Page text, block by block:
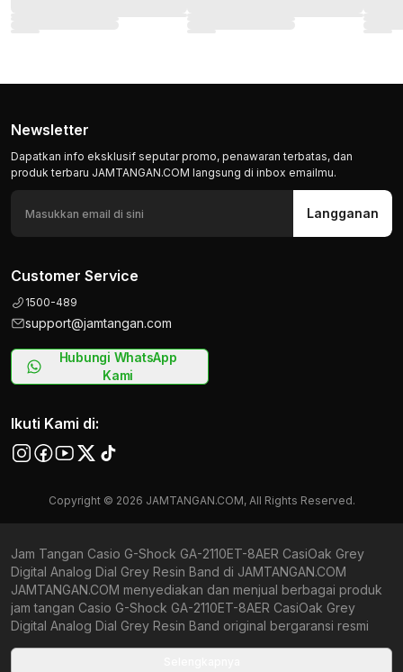
Newsletter
Dapatkan info eksklusif seputar promo, penawaran terbatas, dan
produk terbaru JAMTANGAN.COM langsung di inbox emailmu.
Langganan
Customer Service
1500-489
support@jamtangan.com
Hubungi WhatsApp
Kami
Ikuti Kami di:
Copyright © 2026 JAMTANGAN.COM, All Rights Reserved.
Jam Tangan Casio G-Shock GA-2110ET-8AER CasiOak Grey
Digital Analog Dial Grey Resin Band di JAMTANGAN.COM
JAMTANGAN.COM menyediakan dan menjual berbagai produk
jam tangan Casio G-Shock GA-2110ET-8AER CasiOak Grey
Digital Analog Dial Grey Resin Band original bergaransi resmi